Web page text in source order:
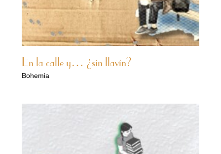
En la calle y… ¿sin llavín?
Bohemia